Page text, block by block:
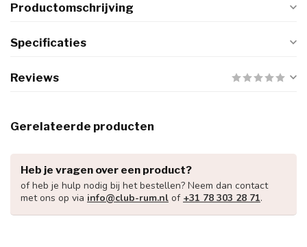
Productomschrijving
Specificaties
Reviews
Gerelateerde producten
Heb je vragen over een product?
of heb je hulp nodig bij het bestellen? Neem dan contact
met ons op via info@club-rum.nl of +31 78 303 28 71.